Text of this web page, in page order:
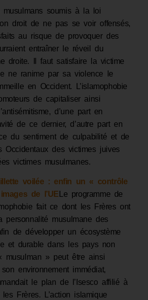
musulmans soumis à la loi
droit de ne pas se voir offensés,
au risque de provoquer des
entraîner le réveil du
droite. Il faut satisfaire la victime
ne ranime par sa violence le
en Occident. L’islamophobie
de capitaliser ainsi
d’une part en
de ce dernier, d’autre part en
du sentiment de culpabilité et de
Occidentaux des victimes juives
victimes musulmanes.
voilée : enfin un « contrôle
de l’UE Le programme de
fait ce dont les Frères ont
personnalité musulmane des
de développer un écosystème
et durable dans les pays non
musulman » peut être ainsi
environnement immédiat,
le plan de l’Isesco affilié à
les Frères. L’action islamique